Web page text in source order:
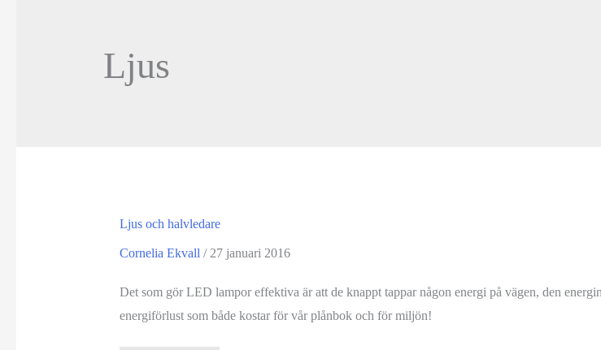
Ljus
Ljus och halvledare
Cornelia Ekvall / 27 januari 2016
Det som gör LED lampor effektiva är att de knappt tappar någon energi på vägen, den
energiförlust som både kostar för vår plånbok och för miljön!